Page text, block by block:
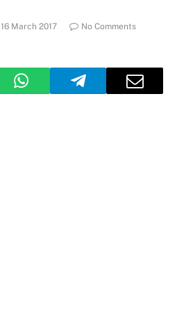
16 March 2017
No Comments